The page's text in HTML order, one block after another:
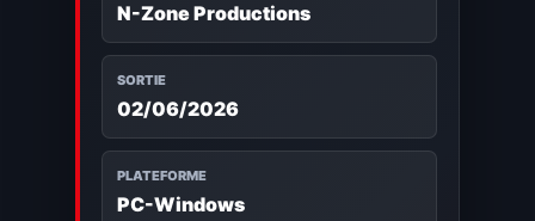
N-Zone Productions
SORTIE
02/06/2026
PLATEFORME
PC-Windows